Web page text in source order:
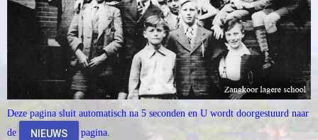
Deze pagina sluit automatisch na 5 seconden en U wordt doorgestuurd naar
de
NIEUWS
pagina.